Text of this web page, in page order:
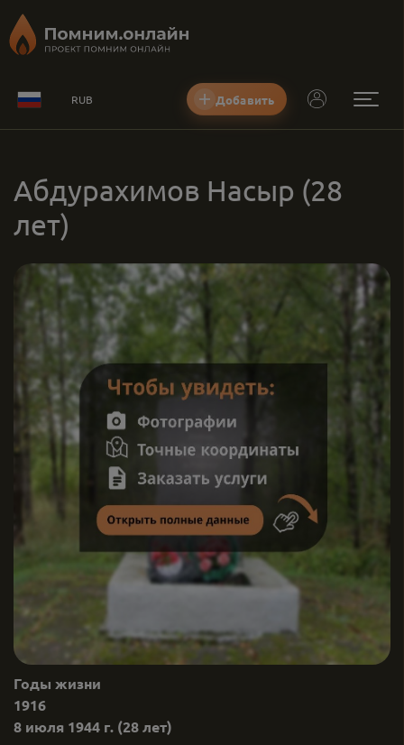
RUB Добавить
Абдурахимов Насыр (28
лет)
Годы жизни
1916
8 июля 1944 г. (28 лет)